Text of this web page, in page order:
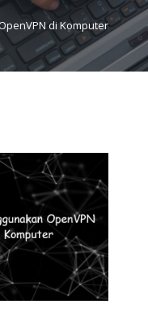
di Komputer